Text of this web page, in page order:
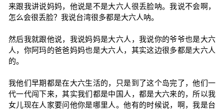
来跟我讲说妈妈，他说是不是大六人很丢脸呐。我说不会啊，
怎么会很丢脸？我说台湾很多都是大六人呐。
然后我就跟他说，我说妈妈是大六人，我说你的爷爷也是大六
人，你阿玛的爸爸妈妈也是大六人，其实这边很多都是大六人
的。
我他们早期都是在大六生活的，只是到了这个岛完了，他们一
代一代闯下来，其实我们都是中国人，都是大六来的，所以我
女儿现在人家要问他你是哪里人。他有的时候说，啊，我是台